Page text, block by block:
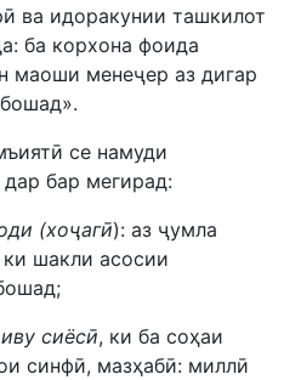
ва идоракунии ташкилот
ба корхона фоида
маоши менеҷер аз дигар
се намуди
бар мегирад:
(хоҷагӣ): аз ҷумла
шакли асосии
сиёсӣ, ки ба соҳаи
синфӣ, мазҳабӣ: миллӣ